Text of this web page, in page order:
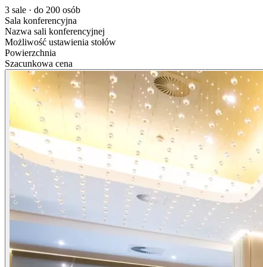
3 sale · do 200 osób
Sala konferencyjna
Nazwa sali konferencyjnej
Możliwość ustawienia stołów
Powierzchnia
Szacunkowa cena